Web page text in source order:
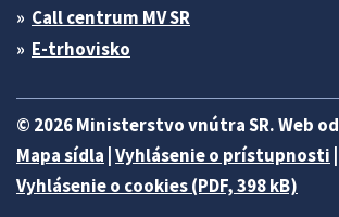
Call centrum MV SR
E-trhovisko
© 2026 Ministerstvo vnútra SR. Web od
Mapa sídla Vyhlásenie o prístupnosti
Vyhlásenie o cookies (PDF, 398 kB)